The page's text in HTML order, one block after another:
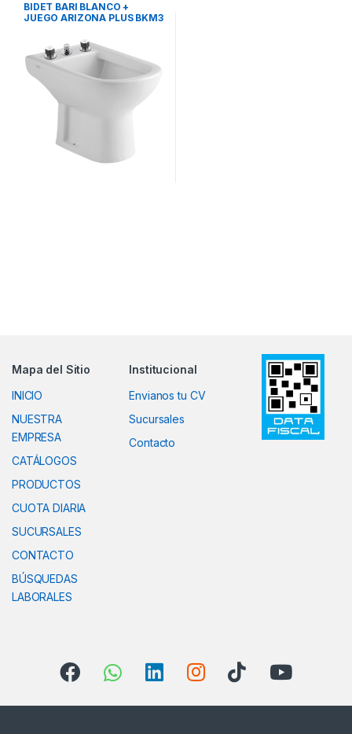
BIDET BARI BLANCO +
JUEGO ARIZONA PLUS BKM3
Mapa del Sitio
INICIO
NUESTRA
EMPRESA
CATÁLOGOS
PRODUCTOS
CUOTA DIARIA
SUCURSALES
CONTACTO
BÚSQUEDAS
LABORALES
Institucional
Envianos tu CV
Sucursales
Contacto